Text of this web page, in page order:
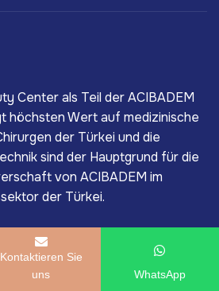
Center als Teil der ACIBADEM
höchsten Wert auf medizinische
der Türkei und die
sind der Hauptgrund für die
von ACIBADEM im
der Türkei.
Kontaktieren Sie
uns
WhatsApp